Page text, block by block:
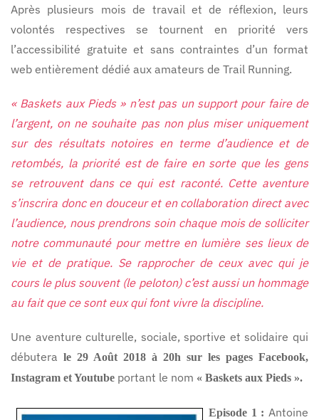
Après plusieurs mois de travail et de réflexion, leurs
volontés respectives se tournent en priorité vers
l’accessibilité gratuite et sans contraintes d’un format
web entièrement dédié aux amateurs de Trail Running.
« Baskets aux Pieds » n’est pas un support pour faire de
l’argent, on ne souhaite pas non plus miser uniquement
sur des résultats notoires en terme d’audience et de
retombés, la priorité est de faire en sorte que les gens
se retrouvent dans ce qui est raconté. Cette aventure
s’inscrira donc en douceur et en collaboration direct avec
l’audience, nous prendrons soin chaque mois de solliciter
notre communauté pour mettre en lumière ses lieux de
vie et de pratique. Se rapprocher de ceux avec qui je
cours le plus souvent (le peloton) c’est aussi un hommage
au fait que ce sont eux qui font vivre la discipline.
Une aventure culturelle, sociale, sportive et solidaire qui
débutera le 29 Août 2018 à 20h sur les pages Facebook,
Instagram et Youtube portant le nom « Baskets aux Pieds ».
Episode 1 : Antoine